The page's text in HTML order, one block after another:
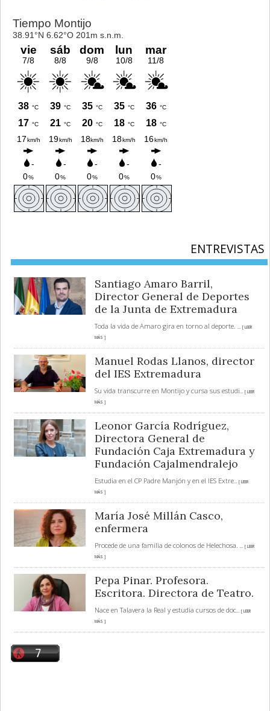
ENTREVISTAS
Santiago Amaro Barril,
Director General de Deportes
de la Junta de Extremadura
Toda la vida de Amaro gira en torno al deporte. ... [ LEER
MÁS ]
Manuel Rodas Llanos, director
del IES Extremadura
Su vida transcurre en Montijo y cursa sus estudi... [ LEER
MÁS ]
Leonor García Rodríguez,
Directora General de
Fundación Caja Extremadura y
Fundación Cajalmendralejo
Estudia en el CP Padre Manjón y en el IES Extre... [ LEER
MÁS ]
María José Millán Casco,
enfermera
Procede de una familia de colonos de Helechosa. ... [ LEER
MÁS ]
Pepa Pinar. Profesora.
Escritora. Directora de Teatro.
Nace en Talavera la Real y estudia cursos de doc... [ LEER
MÁS ]